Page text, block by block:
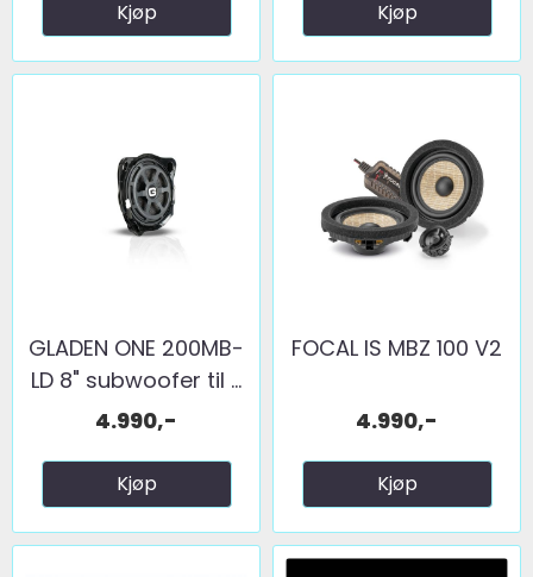
Kjøp Kjøp
GLADEN ONE 200MB-
LD 8" subwoofer til ...
4.990,-
Kjøp
FOCAL IS MBZ 100 V2
4.990,-
Kjøp